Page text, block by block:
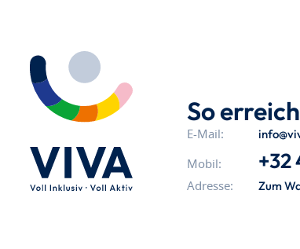
So
E-Mail:
Mobil: +32
Adresse: Zum